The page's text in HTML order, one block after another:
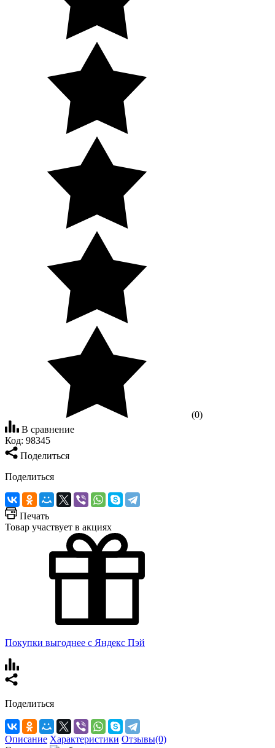
(0)
В сравнение
Код: 98345
Поделиться
Поделиться
Печать
Товар участвует в акциях
Покупки выгоднее с Яндекс Пэй
Поделиться
Описание Характеристики Отзывы(0)